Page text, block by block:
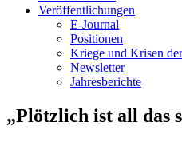
Veröffentlichungen
E­-Journal
Positionen
Kriege und Krisen
Newsletter
Jahresberichte
„Plötzlich ist all das